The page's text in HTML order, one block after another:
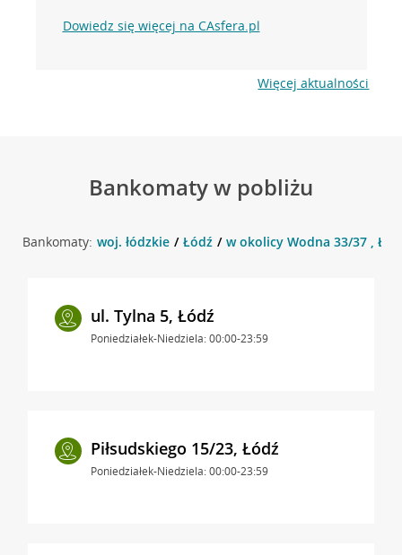
Dowiedz się więcej na CAsfera.pl
Więcej aktualności
Bankomaty w pobliżu
Bankomaty: woj. łódzkie Łódź w okolicy Wodna 33/37 ,
ul. Tylna 5, Łódź
Poniedziałek-Niedziela: 00:00-23:59
Piłsudskiego 15/23, Łódź
Poniedziałek-Niedziela: 00:00-23:59